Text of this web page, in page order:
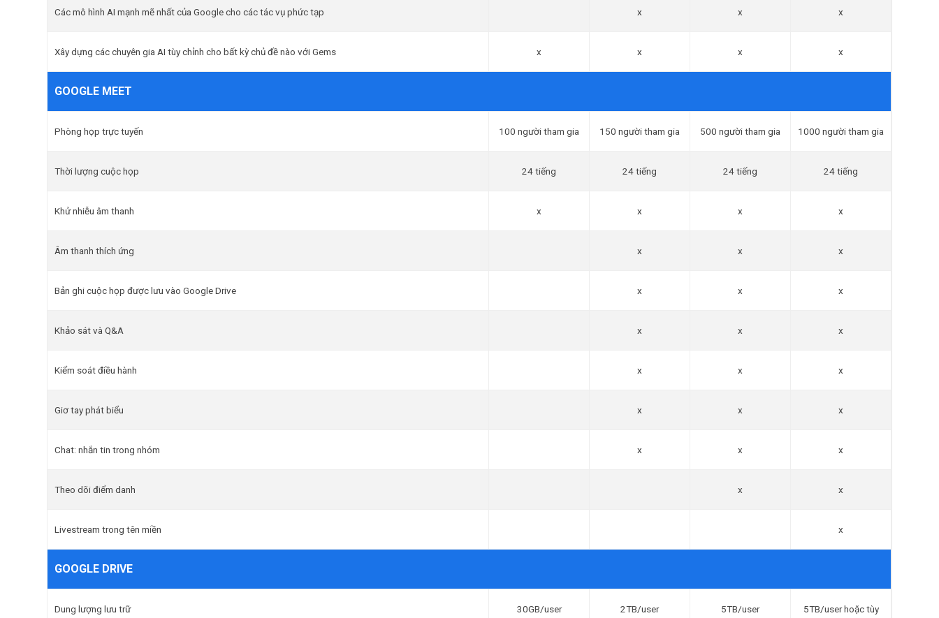
Các mô hình AI mạnh mẽ nhất của Google cho các tác vụ phức tạp x x x
Xây dựng các chuyên gia AI tùy chỉnh cho bất kỳ chủ đề nào với Gems x x x x
GOOGLE MEET
Phòng họp trực tuyến 100 người tham gia 150 người tham gia 500 người tham gia 1000 người tham gia
Thời lượng cuộc họp 24 tiếng 24 tiếng 24 tiếng 24 tiếng
Khử nhiễu âm thanh x x x x
Âm thanh thích ứng x x x
Bản ghi cuộc họp được lưu vào Google Drive x x x
Khảo sát và Q&A x x x
Kiểm soát điều hành x x x
Giơ tay phát biểu x x x
Chat: nhắn tin trong nhóm x x x
Theo dõi điểm danh x x
Livestream trong tên miền x
GOOGLE DRIVE
Dung lượng lưu trữ 30GB/user 2TB/user 5TB/user
5TB/user hoặc tùy